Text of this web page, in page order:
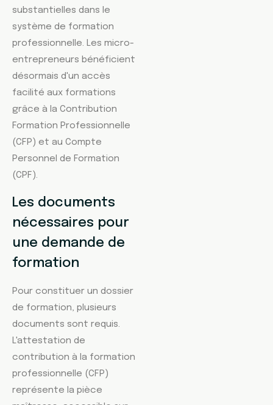
substantielles dans le
système de formation
professionnelle. Les micro-
entrepreneurs bénéficient
désormais d'un accès
facilité aux formations
grâce à la Contribution
Formation Professionnelle
(CFP) et au Compte
Personnel de Formation
(CPF).
Les documents
nécessaires pour
une demande de
formation
Pour constituer un dossier
de formation, plusieurs
documents sont requis.
L'attestation de
contribution à la formation
professionnelle (CFP)
représente la pièce